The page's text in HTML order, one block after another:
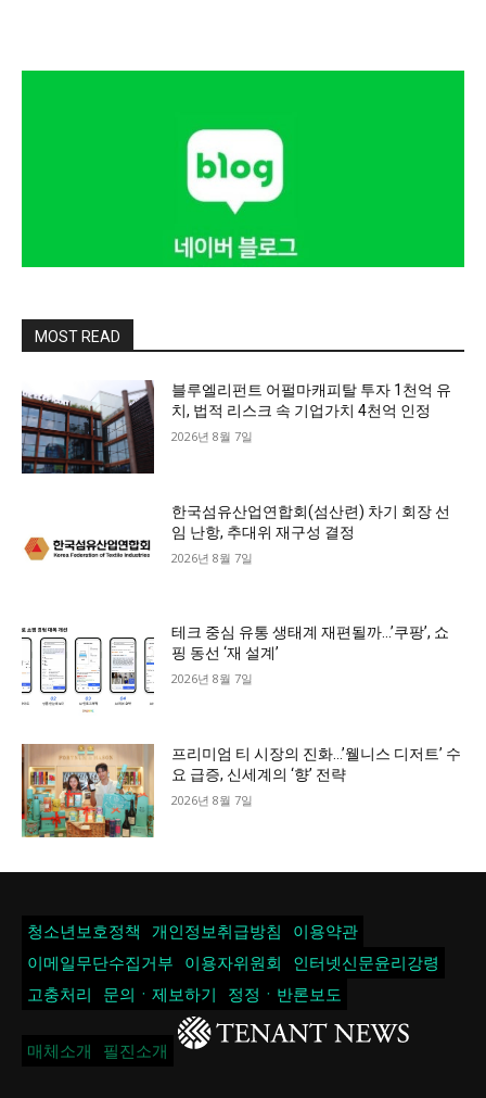
MOST READ
블루엘리펀트 어펄마캐피탈 투자 1천억 유
치, 법적 리스크 속 기업가치 4천억 인정
2026년 8월 7일
한국섬유산업연합회(섬산련) 차기 회장 선
임 난항, 추대위 재구성 결정
2026년 8월 7일
테크 중심 유통 생태계 재편될까…’쿠팡’, 쇼
핑 동선 ‘재 설계’
2026년 8월 7일
프리미엄 티 시장의 진화…’웰니스 디저트’ 수
요 급증, 신세계의 ‘향’ 전략
2026년 8월 7일
청소년보호정책 개인정보취급방침
이용약관
이메일무단수집거부
이용자위원회
인터넷신문윤리강령
고충처리
문의ㆍ제보하기 정정ㆍ반론보도
매체소개 필진소개